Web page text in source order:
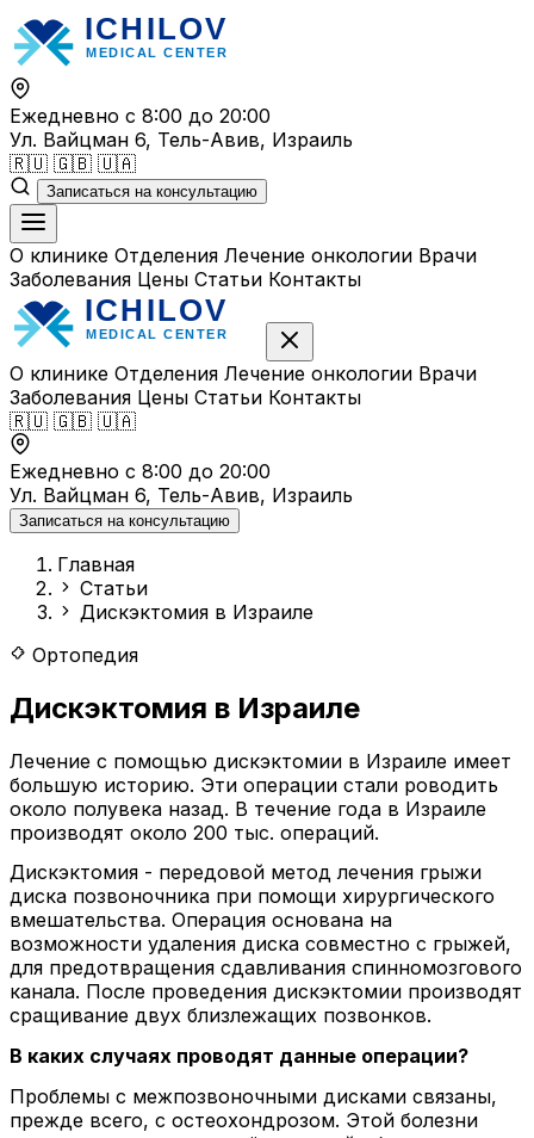
Перейти
к
содержимому
Ежедневно с 8:00 до 20:00
Ул. Вайцман 6, Тель-Авив, Израиль
🇷🇺 🇬🇧 🇺🇦
Записаться на консультацию
О клинике Отделения Лечение онкологии Врачи
Заболевания Цены Статьи Контакты
О клинике Отделения Лечение онкологии Врачи
Заболевания Цены Статьи Контакты
🇷🇺 🇬🇧 🇺🇦
Ежедневно с 8:00 до 20:00
Ул. Вайцман 6, Тель-Авив, Израиль
Записаться на консультацию
Главная
Статьи
Дискэктомия в Израиле
Ортопедия
Дискэктомия в Израиле
Лечение с помощью дискэктомии в Израиле имеет
большую историю. Эти операции стали роводить
около полувека назад. В течение года в Израиле
производят около 200 тыс. операций.
Дискэктомия - передовой метод лечения грыжи
диска позвоночника при помощи хирургического
вмешательства. Операция основана на
возможности удаления диска совместно с грыжей,
для предотвращения сдавливания спинномозгового
канала. После проведения дискэктомии производят
сращивание двух близлежащих позвонков.
В каких случаях проводят данные операции?
Проблемы с межпозвоночными дисками связаны,
прежде всего, с остеохондрозом. Этой болезни